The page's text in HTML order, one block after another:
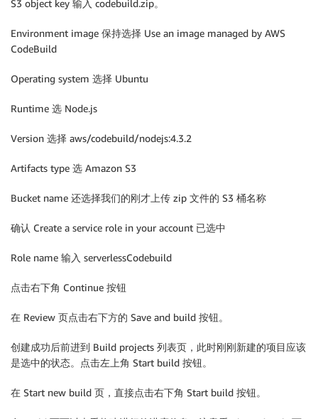
S3 object key 输入 codebuild.zip。
Environment image 保持选择 Use an image managed by AWS
CodeBuild
Operating system 选择 Ubuntu
Runtime 选 Node.js
Version 选择 aws/codebuild/nodejs:4.3.2
Artifacts type 选 Amazon S3
Bucket name 还选择我们的刚才上传 zip 文件的 S3 桶名称
确认 Create a service role in your account 已选中
Role name 输入 serverlessCodebuild
点击右下角 Continue 按钮
在 Review 页点击右下方的 Save and build 按钮。
创建成功后前进到 Build projects 列表页，此时刚刚新建的项目应该
是选中的状态。点击左上角 Start build 按钮。
在 Start new build 页，直接点击右下角 Start build 按钮。